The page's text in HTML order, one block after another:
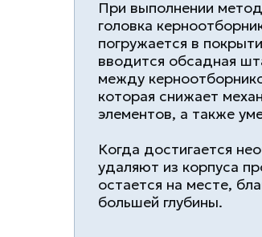
При выполнении
головка
погружается в
вводится обсадная
между
которая снижает
элементов, а также
Когда достигается
удаляют из корпуса
остается на месте,
большей глубины.